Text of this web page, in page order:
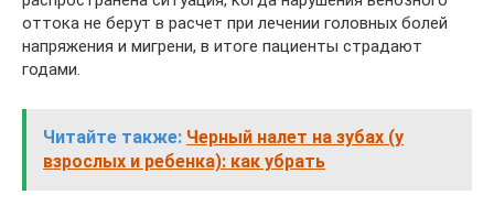
оттока не берут в расчет при лечении головных болей
напряжения и мигрени, в итоге пациенты страдают
годами.
Читайте также: Черный налет на зубах (у
взрослых и ребенка): как убрать